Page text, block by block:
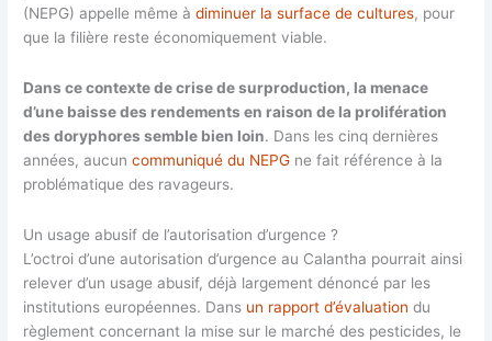
(NEPG) appelle même àdiminuer la surface de cultures, pour
que la filière reste économiquement viable.
Dans ce contexte de crise de surproduction, la menace
d’une baisse des rendements en raison de la prolifération
des doryphores semble bien loin. Dans les cinq dernières
années, aucuncommuniqué du NEPG ne fait référence à la
problématique des ravageurs.
Un usage abusif de l’autorisation d’urgence ?
L’octroi d’une autorisation d’urgence au Calantha pourrait ainsi
relever d’un usage abusif, déjà largement dénoncé par les
institutions européennes. Dans un rapport d’évaluation du
règlement concernant la mise sur le marché des pesticides, le